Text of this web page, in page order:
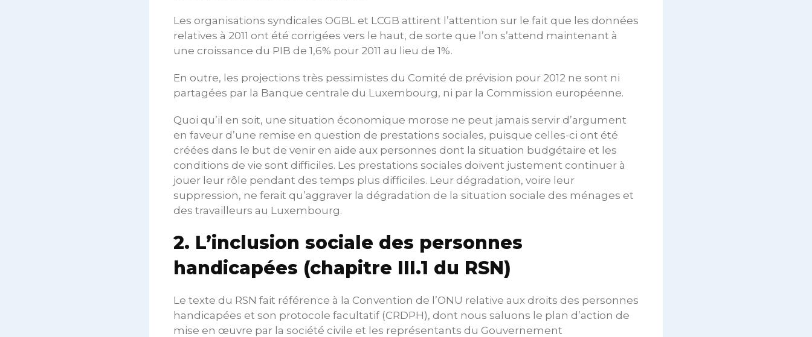
Les organisations syndicales OGBL et LCGB attirent l’attention sur le fait que les données
relatives à 2011 ont été corrigées vers le haut, de sorte que l’on s’attend maintenant à
une croissance du PIB de 1,6% pour 2011 au lieu de 1%.
En outre, les projections très pessimistes du Comité de prévision pour 2012 ne sont ni
partagées par la Banque centrale du Luxembourg, ni par la Commission européenne.
Quoi qu’il en soit, une situation économique morose ne peut jamais servir d’argument
en faveur d’une remise en question de prestations sociales, puisque celles-ci ont été
créées dans le but de venir en aide aux personnes dont la situation budgétaire et les
conditions de vie sont difficiles. Les prestations sociales doivent justement continuer à
jouer leur rôle pendant des temps plus difficiles. Leur dégradation, voire leur
suppression, ne ferait qu’aggraver la dégradation de la situation sociale des ménages et
des travailleurs au Luxembourg.
2. L’inclusion sociale des personnes
handicapées (chapitre III.1 du RSN)
Le texte du RSN fait référence à la Convention de l’ONU relative aux droits des personnes
handicapées et son protocole facultatif (CRDPH), dont nous saluons le plan d’action de
mise en œuvre par la société civile et les représentants du Gouvernement